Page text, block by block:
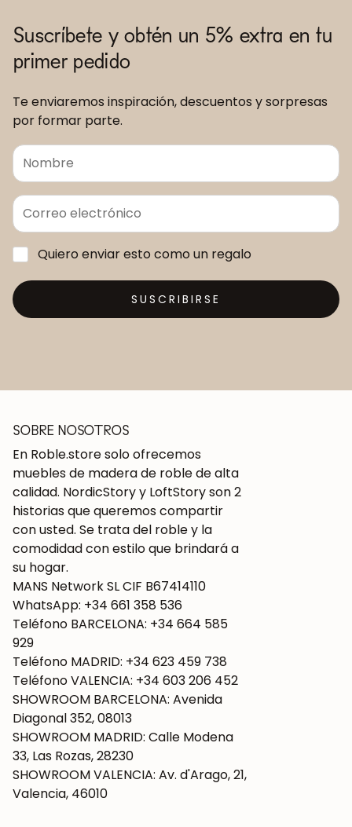
Suscríbete y obtén un 5% extra en tu
primer pedido
Te enviaremos inspiración, descuentos y sorpresas
por formar parte.
Quiero enviar esto como un regalo
SUSCRIBIRSE
SOBRE NOSOTROS
En Roble.store solo ofrecemos
muebles de madera de roble de alta
calidad. NordicStory y LoftStory son 2
historias que queremos compartir
con usted. Se trata del roble y la
comodidad con estilo que brindará a
su hogar.
MANS Network SL CIF B67414110
WhatsApp: +34 661 358 536
Teléfono BARCELONA: +34 664 585
929
Teléfono MADRID: +34 623 459 738
Teléfono VALENCIA: +34 603 206 452
SHOWROOM BARCELONA: Avenida
Diagonal 352, 08013
SHOWROOM MADRID: Calle Modena
33, Las Rozas, 28230
SHOWROOM VALENCIA: Av. d'Arago, 21,
Valencia, 46010